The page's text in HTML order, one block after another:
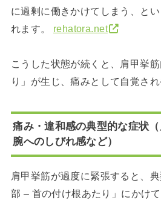
に過剰に働きかけてしまう、と
れます。 rehatora.net
こうした状態が続くと、肩甲挙
り」が生じ、痛みとして自覚され
痛み・違和感の典型的な症状（
腕へのしびれ感など）
肩甲挙筋が過度に緊張すると、
部 – 首の付け根あたり」にかけ